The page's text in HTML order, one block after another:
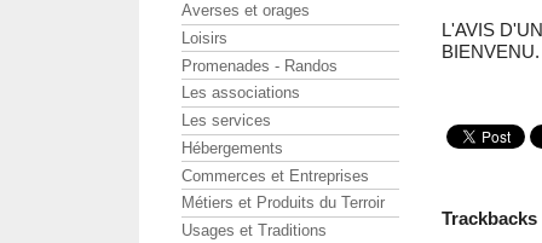
L'AVIS
BIENVENU.
Trackbacks
Averses et orages
Loisirs
Promenades - Randos
Les associations
Les services
Hébergements
Commerces et Entreprises
Métiers et Produits du Terroir
Usages et Traditions